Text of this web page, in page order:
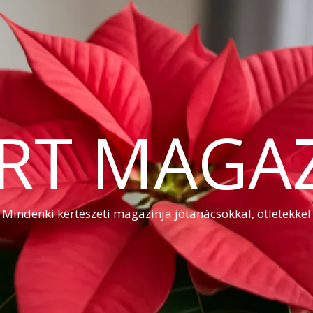
Mindenki kertészeti magazinja jótanácsokkal, ötletekkel